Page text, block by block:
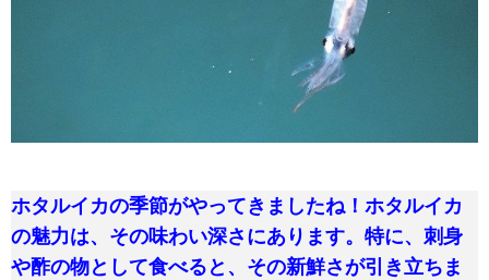
ホタルイカの季節がやってきましたね！ホタルイカ
の魅力は、その味わい深さにあります。特に、刺身
や酢の物として食べると、その新鮮さが引き立ちま